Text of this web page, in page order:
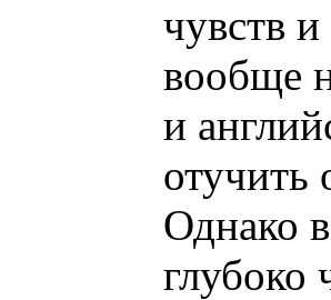
чувств
вообще
и
отучить
Однако
глубоко